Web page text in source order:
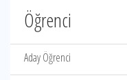
Öğrenci
Aday Öğrenci